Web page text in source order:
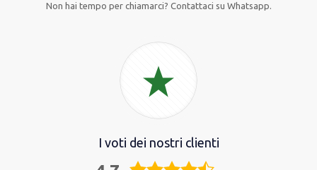
Non hai tempo per chiamarci? Contattaci su Whatsapp.
I voti dei nostri clienti